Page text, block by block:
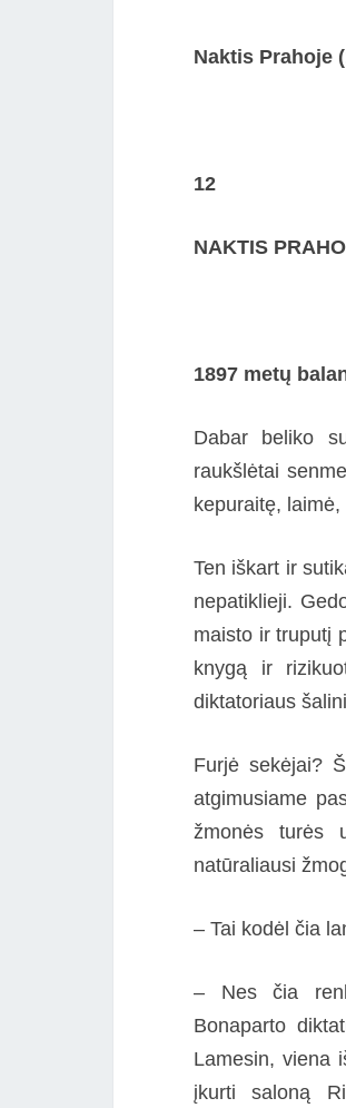
Naktis Prahoje
12
NAKTIS
1897 metų
Dabar beliko
raukšlėtai
kepuraitę,
Ten iškart ir
nepatiklieji.
maisto ir truputį
knygą ir
diktatoriaus
Furjė sekėjai?
atgimusiame
žmonės turės
natūraliausi
– Tai kodėl čia
– Nes čia
Bonaparto
Lamesin, viena
įkurti saloną